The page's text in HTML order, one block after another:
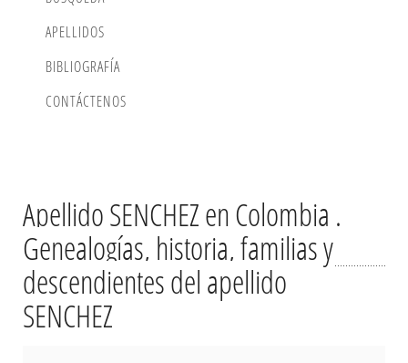
APELLIDOS
BIBLIOGRAFÍA
CONTÁCTENOS
Apellido SENCHEZ en Colombia .
Genealogías, historia, familias y
descendientes del apellido
SENCHEZ